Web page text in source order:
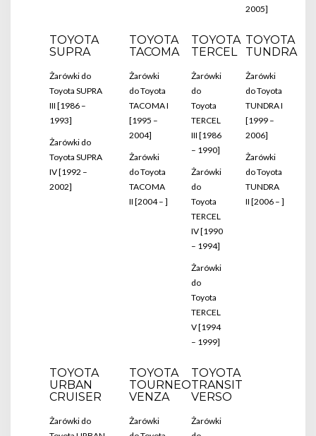
2005]
TOYOTA
SUPRA
Żarówki do
Toyota SUPRA
III [1986 –
1993]
Żarówki do
Toyota SUPRA
IV [1992 –
2002]
TOYOTA
TACOMA
Żarówki
do Toyota
TACOMA I
[1995 –
2004]
Żarówki
do Toyota
TACOMA
II [2004 – ]
TOYOTA
TERCEL
Żarówki
do
Toyota
TERCEL
III [1986
– 1990]
Żarówki
do
Toyota
TERCEL
IV [1990
– 1994]
Żarówki
do
Toyota
TERCEL
V [1994
– 1999]
TOYOTA
TUNDRA
Żarówki
do Toyota
TUNDRA I
[1999 –
2006]
Żarówki
do Toyota
TUNDRA
II [2006 – ]
TOYOTA
URBAN
CRUISER
Żarówki do
TOYOTA
TOURNEO
VENZA
Żarówki
TOYOTA
TRANSIT
VERSO
Żarówki